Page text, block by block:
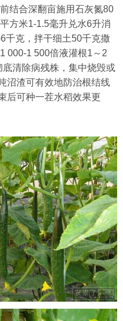
合深翻亩施用石灰氮80
方米1-1.5毫升兑水6升消
千克，拌干细土50千克撒
000-1 500倍液灌根1～2
清除病残株，集中烧毁或
沼渣可有效地防治根结线
后可种一茬水稻效果更